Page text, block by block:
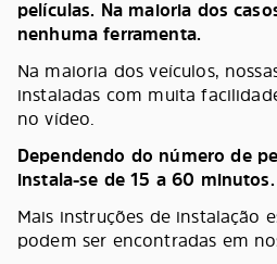
películas. Na maioria dos
nenhuma ferramenta.
Na maioria dos veículos,
instaladas com muita
no vídeo.
Dependendo do número de
instala-se de 15 a 60 minutos.
Mais instruções de instalação
podem ser encontradas em